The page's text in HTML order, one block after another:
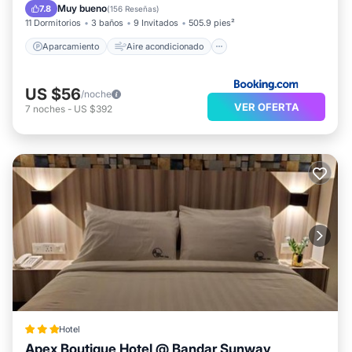
7.8 Muy bueno(156 Reseñas)
11 Dormitorios 3 baños 9 Invitados 505.9 pies²
Aparcamiento Aire acondicionado
Internet Apto para niños
US $56/noche
7 noches - US $392 VER OFERTA
Hotel
Apex Boutique Hotel @ Bandar Sunway